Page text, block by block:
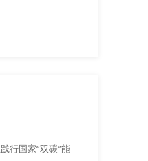
行国家“双碳”能